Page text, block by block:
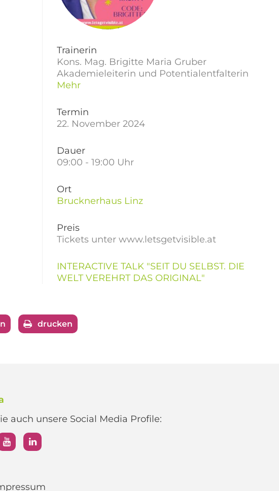
Trainerin
Kons. Mag. Brigitte Maria Gruber
Akademieleiterin und Potentialentfalterin
Mehr
Termin
22. November 2024
Dauer
09:00 - 19:00 Uhr
Ort
Brucknerhaus Linz
Preis
Tickets unter www.letsgetvisible.at
INTERACTIVE TALK "SEIT DU SELBST. DIE
WELT VEREHRT DAS ORIGINAL"
drucken
auch unsere Social Media Profile: